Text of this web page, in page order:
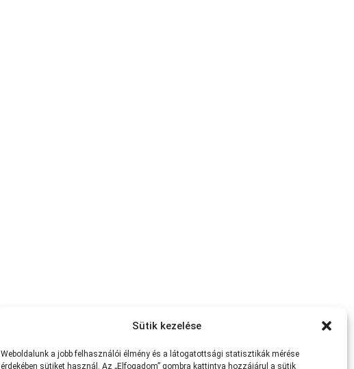
Sütik kezelése
Weboldalunk a jobb felhasználói élmény és a látogatottsági statisztikák mérése
érdekében sütiket használ. Az „Elfogadom” gombra kattintva hozzájárul a sütik